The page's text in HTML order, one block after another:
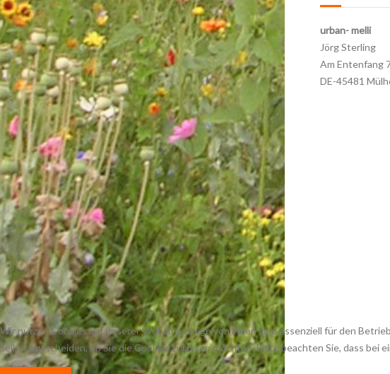
urban- melli
Jörg Sterling
Am Entenfang
DE-45481
Wir nutzen Cookies auf unserer Website. Einige von ihnen sind essenziell für den
selbst entscheiden, ob Sie die Cookies zulassen möchten. Bitte beachten Sie, dass